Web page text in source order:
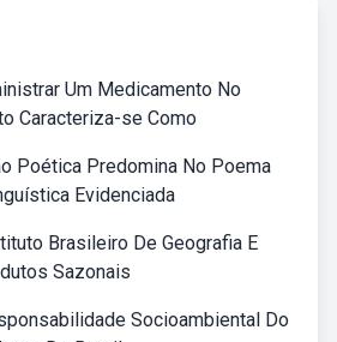
Um Medicamento No
Caracteriza-se Como
Poética Predomina No Poema
Evidenciada
Brasileiro De Geografia E
Sazonais
Socioambiental Do